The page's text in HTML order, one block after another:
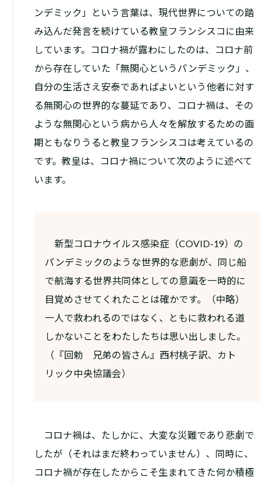
ンデミック」という言葉は、現代世界についての踏
み込んだ発言を続けている教皇フランシスコに由来
しています。コロナ禍が露わにしたのは、コロナ前
から存在していた「無関心というパンデミック」、
自分の生活さえ安泰であればよいという他者に対す
る無関心の世界的な蔓延であり、コロナ禍は、その
ような無関心という病から人々を解放するための画
期ともなりうると教皇フランシスコは考えているの
です。教皇は、コロナ禍について次のように述べて
います。
新型コロナウイルス感染症（COVID-19）の
パンデミックのような世界的な悲劇が、同じ船
で航海する世界共同体としての意識を一時的に
目覚めさせてくれたことは確かです。（中略）
一人で救われるのではなく、ともに救われる道
しかないことをわたしたちは思い出しました。
（『回勅 兄弟の皆さん』西村桃子訳、カト
リック中央協議会）
コロナ禍は、たしかに、大変な災難であり悲劇で
したが（それはまだ終わっていません）、同時に、
コロナ禍が存在したからこそ生まれてきた何か積極